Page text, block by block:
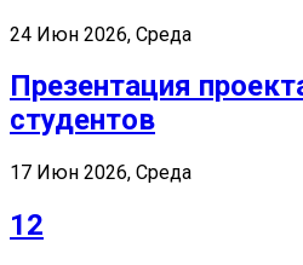
24 Июн 2026, Среда
Презентация
студентов
17 Июн 2026, Среда
12